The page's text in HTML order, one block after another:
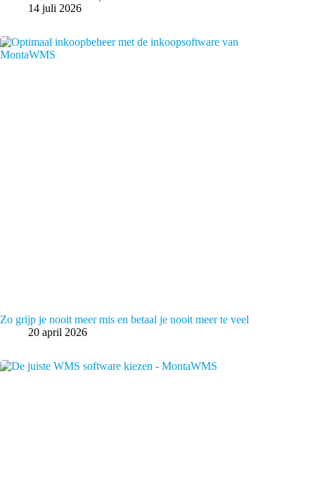
14 juli 2026
Zo grijp je nooit meer mis en betaal je nooit meer te veel
20 april 2026